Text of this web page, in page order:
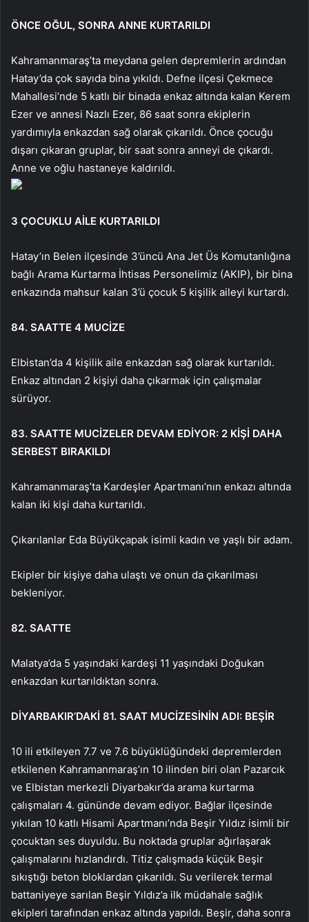
ÖNCE OĞUL, SONRA ANNE KURTARILDI
Kahramanmaraş’ta meydana gelen depremlerin ardından
Hatay’da çok sayıda bina yıkıldı. Defne ilçesi Çekmece
Mahallesi’nde 5 katlı bir binada enkaz altında kalan Kerem
Ezer ve annesi Nazlı Ezer, 86 saat sonra ekiplerin
yardımıyla enkazdan sağ olarak çıkarıldı. Önce çocuğu
dışarı çıkaran gruplar, bir saat sonra anneyi de çıkardı.
Anne ve oğlu hastaneye kaldırıldı.
3 ÇOCUKLU AİLE KURTARILDI
Hatay’ın Belen ilçesinde 3’üncü Ana Jet Üs Komutanlığına
bağlı Arama Kurtarma İhtisas Personelimiz (AKIP), bir bina
enkazında mahsur kalan 3’ü çocuk 5 kişilik aileyi kurtardı.
84. SAATTE 4 MUCİZE
Elbistan’da 4 kişilik aile enkazdan sağ olarak kurtarıldı.
Enkaz altından 2 kişiyi daha çıkarmak için çalışmalar
sürüyor.
83. SAATTE MUCİZELER DEVAM EDİYOR: 2 KİŞİ DAHA
SERBEST BIRAKILDI
Kahramanmaraş’ta Kardeşler Apartmanı’nın enkazı altında
kalan iki kişi daha kurtarıldı.
Çıkarılanlar Eda Büyükçapak isimli kadın ve yaşlı bir adam.
Ekipler bir kişiye daha ulaştı ve onun da çıkarılması
bekleniyor.
82. SAATTE
Malatya’da 5 yaşındaki kardeşi 11 yaşındaki Doğukan
enkazdan kurtarıldıktan sonra.
DİYARBAKIR’DAKİ 81. SAAT MUCİZESİNİN ADI: BEŞİR
10 ili etkileyen 7.7 ve 7.6 büyüklüğündeki depremlerden
etkilenen Kahramanmaraş’ın 10 ilinden biri olan Pazarcık
ve Elbistan merkezli Diyarbakır’da arama kurtarma
çalışmaları 4. gününde devam ediyor. Bağlar ilçesinde
yıkılan 10 katlı Hisami Apartmanı’nda Beşir Yıldız isimli bir
çocuktan ses duyuldu. Bu noktada gruplar ağırlaşarak
çalışmalarını hızlandırdı. Titiz çalışmada küçük Beşir
sıkıştığı beton bloklardan çıkarıldı. Su verilerek termal
battaniyeye sarılan Beşir Yıldız’a ilk müdahale sağlık
ekipleri tarafından enkaz altında yapıldı. Beşir, daha sonra